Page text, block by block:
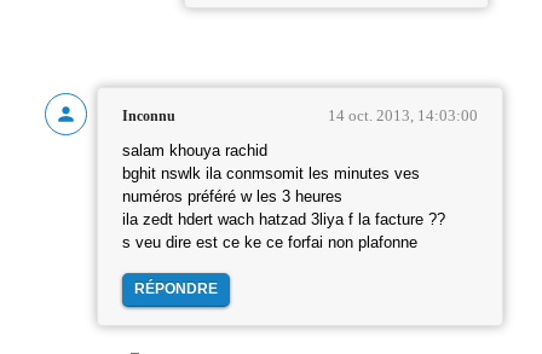
Inconnu 14 oct. 2013, 14:03:00
salam khouya rachid
bghit nswlk ila conmsomit les minutes ves
numéros préféré w les 3 heures
ila zedt hdert wach hatzad 3liya f la facture ??
s veu dire est ce ke ce forfai non plafonne
RÉPONDRE